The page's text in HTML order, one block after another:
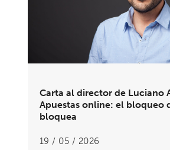
Carta al director de Luciano
Apuestas online: el bloqueo
bloquea
19 / 05 / 2026